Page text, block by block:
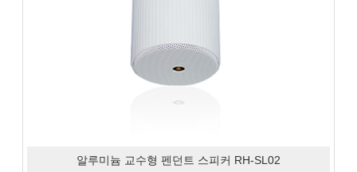
알루미늄 교수형 펜던트 스피커 RH-SL02